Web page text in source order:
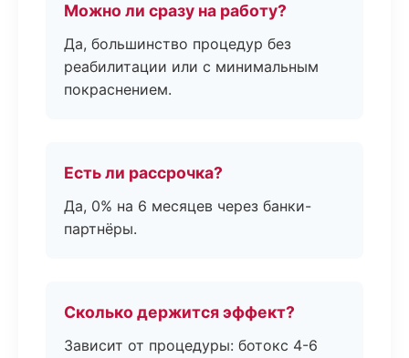
Можно ли сразу на работу?
Да, большинство процедур без
реабилитации или с минимальным
покраснением.
Есть ли рассрочка?
Да, 0% на 6 месяцев через банки-
партнёры.
Сколько держится эффект?
Зависит от процедуры: ботокс 4-6